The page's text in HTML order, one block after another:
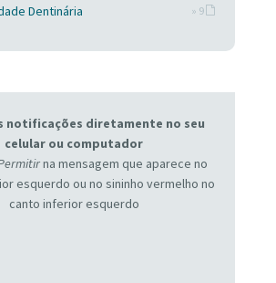
Dentinária » 9
notificações diretamente no seu
celular ou computador
na mensagem que aparece no
esquerdo ou no sininho vermelho no
canto inferior esquerdo